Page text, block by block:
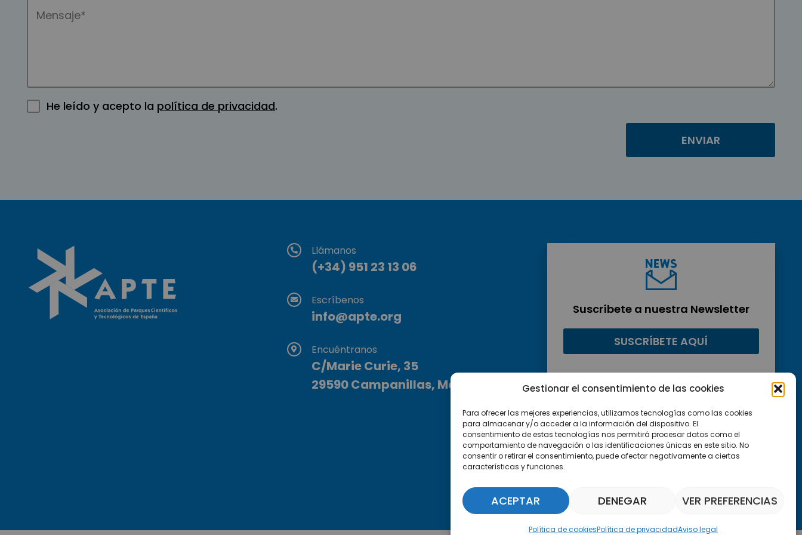
Gestionar el consentimiento de las cookies
Para ofrecer las mejores experiencias, utilizamos tecnologías como las cookies
para almacenar y/o acceder a la información del dispositivo. El
consentimiento de estas tecnologías nos permitirá procesar datos como el
comportamiento de navegación o las identificaciones únicas en este sitio. No
consentir o retirar el consentimiento, puede afectar negativamente a ciertas
características y funciones.
ACEPTAR DENEGAR VER PREFERENCIAS
Política de cookiesPolítica de privacidadAviso legal
He leído y acepto la política de privacidad.
Llámanos
(+34) 951 23 13 06
Escríbenos
info@apte.org
Encuéntranos
C/Marie Curie, 35
29590 Campanillas, Málaga
Suscríbete a nuestra Newsletter
SUSCRÍBETE AQUÍ